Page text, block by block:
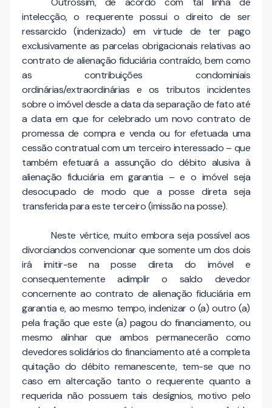
intelecção, o requerente possui o direito de ser
ressarcido (indenizado) em virtude de ter pago
exclusivamente as parcelas obrigacionais relativas ao
contrato de alienação fiduciária contraído, bem como
as contribuições condominiais
ordinárias/extraordinárias e os tributos incidentes
sobre o imóvel desde a data da separação de fato até
a data em que for celebrado um novo contrato de
promessa de compra e venda ou for efetuada uma
cessão contratual com um terceiro interessado – que
também efetuará a assunção do débito alusiva à
alienação fiduciária em garantia – e o imóvel seja
desocupado de modo que a posse direta seja
transferida para este terceiro (imissão na posse).
Neste vértice, muito embora seja possível aos
divorciandos convencionar que somente um dos dois
irá imitir-se na posse direta do imóvel e
consequentemente adimplir o saldo devedor
concernente ao contrato de alienação fiduciária em
garantia e, ao mesmo tempo, indenizar o (a) outro (a)
pela fração que este (a) pagou do financiamento, ou
mesmo alinhar que ambos permanecerão como
devedores solidários do financiamento até a completa
quitação do débito remanescente, tem-se que no
caso em altercação tanto o requerente quanto a
requerida não possuem tais desígnios, motivo pelo